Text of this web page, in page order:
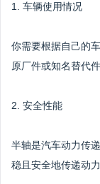
1. 车辆使用情况
你需要根据自己的
原厂件或知名替代
2. 安全性能
半轴是汽车动力传
稳且安全地传递动力